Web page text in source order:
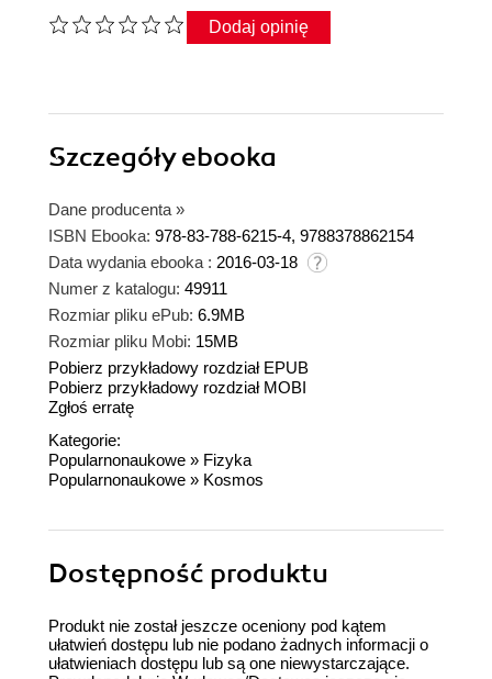
Dodaj opinię
Szczegółyebooka
Dane producenta »
ISBN Ebooka: 978-83-788-6215-4, 9788378862154
Data wydania ebooka : 2016-03-18
Numer z katalogu: 49911
Rozmiar pliku ePub: 6.9MB
Rozmiar pliku Mobi: 15MB
Pobierz przykładowy rozdział EPUB
Pobierz przykładowy rozdział MOBI
Zgłoś erratę
Kategorie:
Popularnonaukowe » Fizyka
Popularnonaukowe » Kosmos
Dostępność produktu
Produkt nie został jeszcze oceniony pod kątem
ułatwień dostępu lub nie podano żadnych informacji o
ułatwieniach dostępu lub są one niewystarczające.